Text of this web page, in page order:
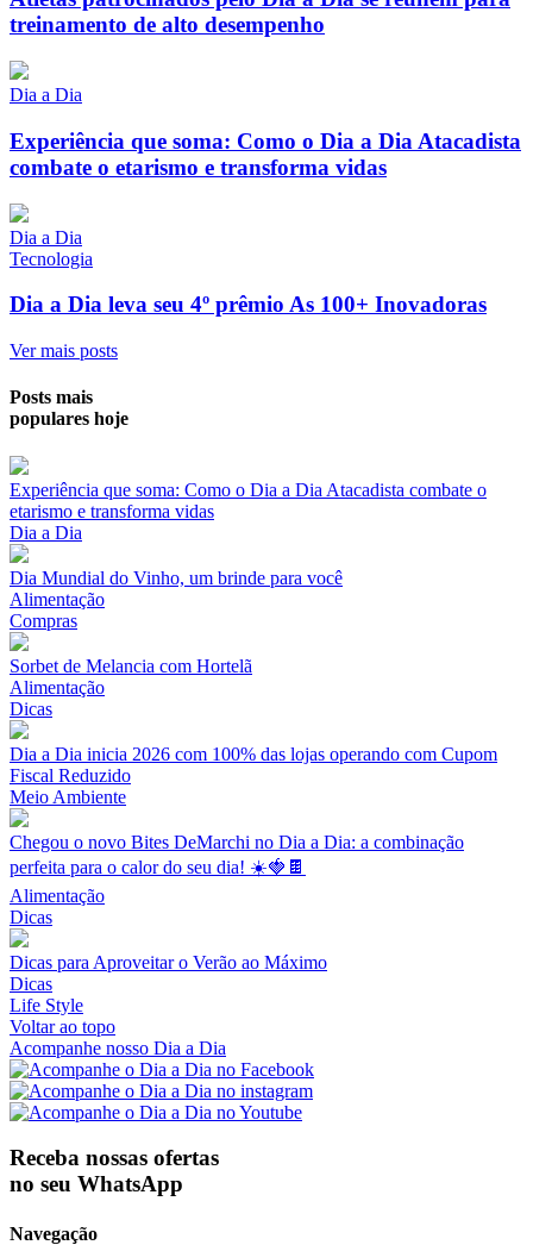
treinamento de alto desempenho
Dia a Dia
Experiência que soma: Como o Dia a Dia Atacadista
combate o etarismo e transforma vidas
Dia a Dia
Tecnologia
Dia a Dia leva seu 4º prêmio As 100+ Inovadoras
Ver mais posts
Posts mais
populares hoje
Experiência que soma: Como o Dia a Dia Atacadista combate o
etarismo e transforma vidas
Dia a Dia
Dia Mundial do Vinho, um brinde para você
Alimentação
Compras
Sorbet de Melancia com Hortelã
Alimentação
Dicas
Dia a Dia inicia 2026 com 100% das lojas operando com Cupom
Fiscal Reduzido
Meio Ambiente
Chegou o novo Bites DeMarchi no Dia a Dia: a combinação
perfeita para o calor do seu dia! ☀️🍓🍫
Alimentação
Dicas
Dicas para Aproveitar o Verão ao Máximo
Dicas
Life Style
Voltar ao topo
Acompanhe nosso Dia a Dia
Receba nossas ofertas
no seu WhatsApp
Navegação